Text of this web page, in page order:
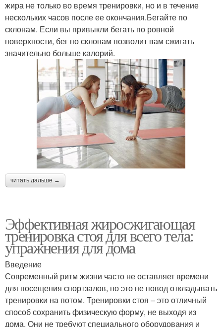
жира не только во время тренировки, но и в течение
нескольких часов после ее окончания.Бегайте по
склонам. Если вы привыкли бегать по ровной
поверхности, бег по склонам позволит вам сжигать
значительно больше калорий.
читать дальше →
Эффективная жиросжигающая
тренировка стоя для всего тела:
упражнения для дома
Введение
Современный ритм жизни часто не оставляет времени
для посещения спортзалов, но это не повод откладывать
тренировки на потом. Тренировки стоя – это отличный
способ сохранить физическую форму, не выходя из
дома. Они не требуют специального оборудования и